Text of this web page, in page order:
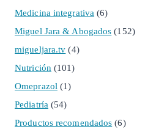
Medicina integrativa (6)
Miguel Jara & Abogados (152)
migueljara.tv (4)
Nutrición (101)
Omeprazol (1)
Pediatría (54)
Productos recomendados (6)